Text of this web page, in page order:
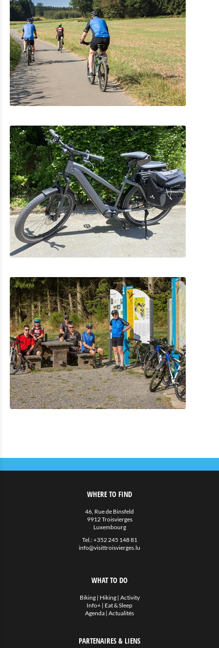
WHERE TO FIND
46, Rue de Binsfeld
9912 Troisvierges
Luxembourg
Tel.:+352 245 148 81
info@visittroisvierges.lu
WHAT TO DO
Biking| Hiking| Activity
Info+ | Eat & Sleep
Agenda | Actualités
PARTENAIRES & LIENS